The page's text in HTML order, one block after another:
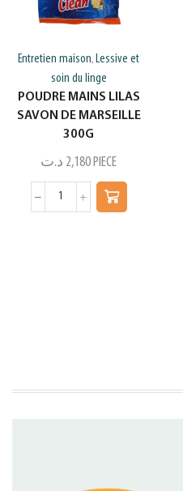
Entretien maison,Lessive et
soin du linge
POUDRE MAINS LILAS
SAVON DE MARSEILLE
300G
2,180 د.ت PIECE